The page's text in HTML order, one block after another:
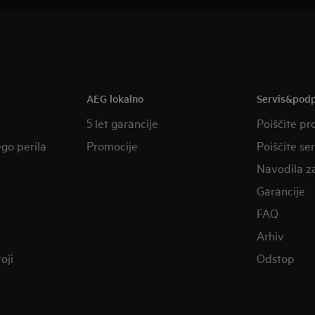
perila
AEG lokalno
5 let garancije
Promocije
Poiščite
Poiščite
Navodila
Garancije
FAQ
Arhiv
Odstop